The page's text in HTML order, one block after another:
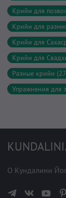
Крийи для
Крийи для
Крийи для
Крийи для
Разные крийи
Упражнения для
О Кундалини